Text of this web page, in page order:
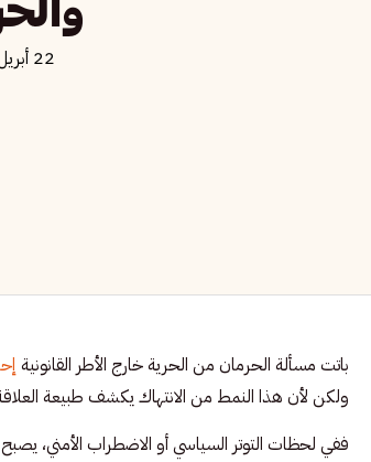
22 أبريل 2026
باتت مسألة الحرمان من الحرية خارج الأطر القانونية
ولكن لأن هذا النمط من الانتهاك يكشف طبيعة
ففي لحظات التوتر السياسي أو الاضطراب الأمني،